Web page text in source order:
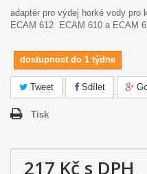
adaptér pro výdej horké vody pro
ECAM 612
ECAM 610 a ECAM
dostupnost do 1 týdne
Tweet Sdílet
Tisk
217 Kč s DPH